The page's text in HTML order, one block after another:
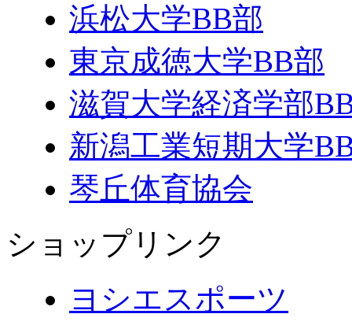
浜松大学BB部
東京成徳大学BB部
滋賀大学経済学部
新潟工業短期大学
琴丘体育協会
ショップリンク
ヨシエスポーツ